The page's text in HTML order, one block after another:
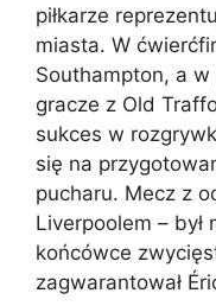
piłkarze
miasta. W
Southampton, a w
gracze z Old
sukces w
się na
pucharu. Mecz z
Liverpoolem –
końcówce
zagwarantował